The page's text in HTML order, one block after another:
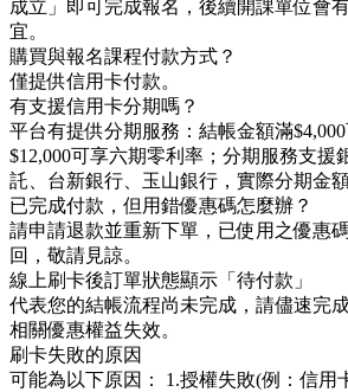
成立」即可完成報名，後續開課單位會
宜。
購買與報名課程付款方式？
僅提供信用卡付款。
有支援信用卡分期嗎？
平台有提供分期服務：結帳金額滿
$12,000可享六期零利率；分期服務支援
託、台新銀行、玉山銀行，實際分期金
已完成付款，但用錯優惠碼怎麼辦？
請申請退款並重新下單，已使用之優惠
回，敬請見諒。
線上刷卡後訂單狀態顯示「待付款」
代表您的結帳流程尚未完成，請儘速完
相關優惠權益失效。
刷卡失敗的原因
可能為以下原因： 1.授權失敗(例：信用